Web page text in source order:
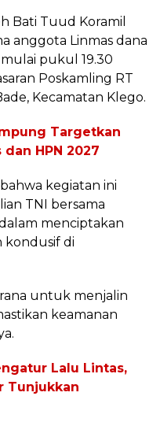
Bati Tuud Koramil
anggota Linmas dana
pukul 19.30
Poskamling RT
Kecamatan Klego.
Targetkan
HPN 2027
kegiatan ini
TNI bersama
menciptakan
kondusif di
untuk menjalin
keamanan
Lalu Lintas,
Tunjukkan